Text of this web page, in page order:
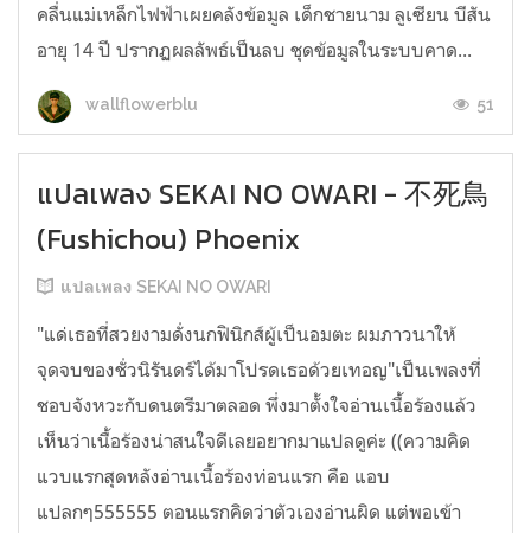
คลื่นแม่เหล็กไฟฟ้าเผยคลังข้อมูล เด็กชายนาม ลูเซียน บีสัน
อายุ 14 ปี ปรากฏผลลัพธ์เป็นลบ ชุดข้อมูลในระบบคาด...
wallflowerblu 51
แปลเพลง SEKAI NO OWARI - 不死鳥
(Fushichou) Phoenix
แปลเพลง SEKAI NO OWARI
"แด่เธอที่สวยงามดั่งนกฟินิกส์ผู้เป็นอมตะ ผมภาวนาให้
จุดจบของชั่วนิรันดร์ได้มาโปรดเธอด้วยเทอญ"เป็นเพลงที่
ชอบจังหวะกับดนตรีมาตลอด พึ่งมาตั้งใจอ่านเนื้อร้องแล้ว
เห็นว่าเนื้อร้องน่าสนใจดีเลยอยากมาแปลดูค่ะ ((ความคิด
แวบแรกสุดหลังอ่านเนื้อร้องท่อนแรก คือ แอบ
แปลกๆ555555 ตอนแรกคิดว่าตัวเองอ่านผิด แต่พอเข้า